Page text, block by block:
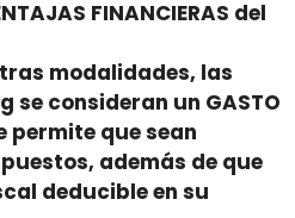
FINANCIERAS del
modalidades, las
se consideran un GASTO
permite que sean
además de que
deducible en su